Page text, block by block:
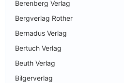
Berenberg Verlag
Bergverlag Rother
Bernadus Verlag
Bertuch Verlag
Beuth Verlag
Bilgerverlag